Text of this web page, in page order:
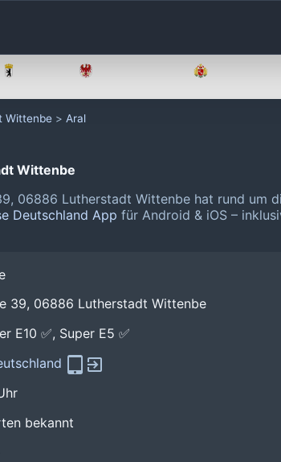
Wittenbe Aral
Wittenbe
06886 Lutherstadt Wittenbe hat rund um
Deutschland App für Android & iOS –
39, 06886 Lutherstadt Wittenbe
E10 ✅, Super E5 ✅
bekannt